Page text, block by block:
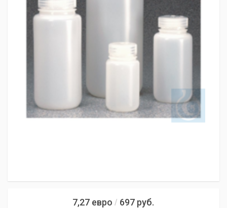
7,27 евро / 697 руб.